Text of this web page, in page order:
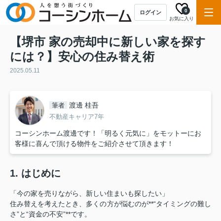
ログイン
お気に入り
0
【堺市 家の売却中に新しい家を探す
には？】安心の住み替え術
2025.05.11
筆者 渡邊 桂吾
不動産キャリア7年
コーシンホーム渡邊です！「明るく元気に」をモットーにお
客様に喜んで頂ける物件をご紹介させて頂きます！
1. はじめに
「今の家を売りながら、新しい住まいも探したい」
住み替えを考えたとき、多くの方が悩むのが**“タイミングの難し
さ”と“資金の不安”**です。